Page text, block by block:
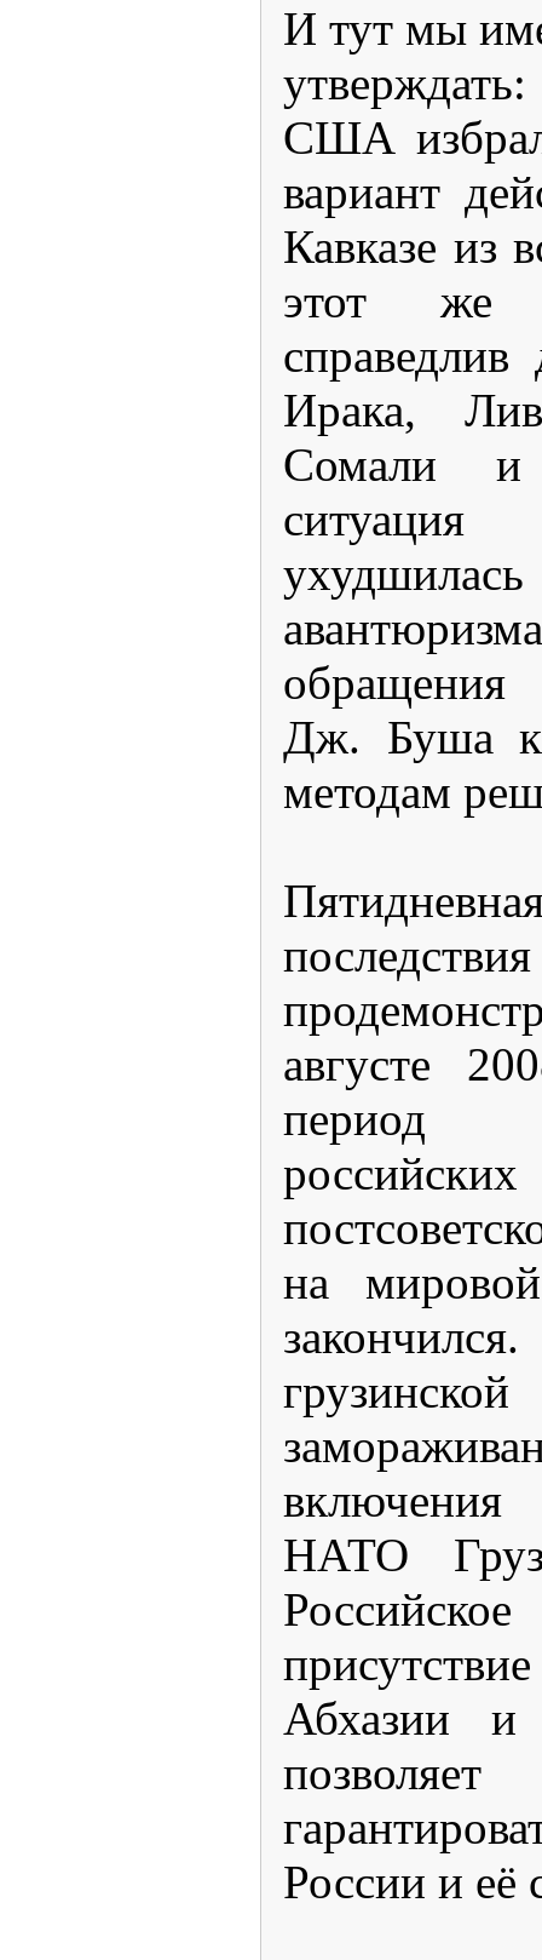
И тут мы
США
вариант
Кавказе из
этот же
Ирака,
Сомали и
Дж. Буша к
методам
августе
период
на
НАТО
Абхазии
России и её